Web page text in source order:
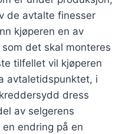
de avtalte finesser
kjøperen en av
det skal monteres
tilfellet vil kjøperen
avtaletidspunktet, i
dress
av selgerens
endring på en